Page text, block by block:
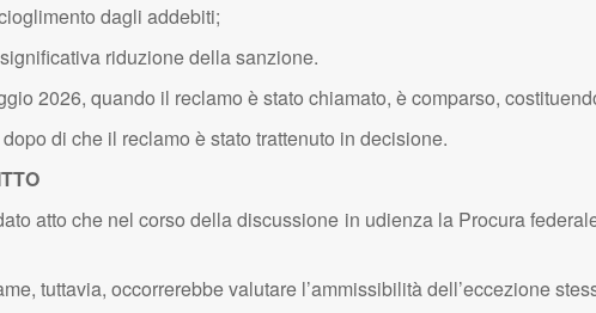
dagli addebiti;
riduzione della sanzione.
2026, quando il reclamo è stato chiamato, è comparso,
di che il reclamo è stato trattenuto in decisione.
atto che nel corso della discussione in udienza la Procura
tuttavia, occorrerebbe valutare l’ammissibilità dell’eccezione